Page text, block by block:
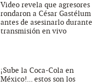
Video revela que agresores
rondaron a César Gastélum
antes de asesinarlo durante
transmisión en vivo
¡Sube la Coca-Cola en
México!... estos son los